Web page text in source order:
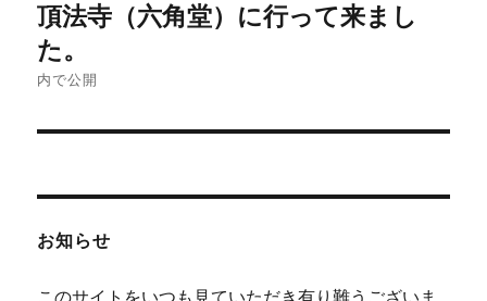
稿
ナ
ビ
頂法寺（六角堂）に行って来まし
た。
内で公開
お知らせ